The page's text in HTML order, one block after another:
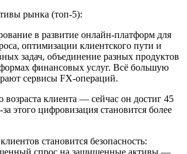
рынка (топ-5):
в развитие онлайн-платформ для
оптимизации клиентского пути и
задач, объединение разных продуктов
финансовых услуг. Всё большую
сервисы FX-операций.
клиента — сейчас он достиг 45
этого цифровизация становится более
становится безопасность: